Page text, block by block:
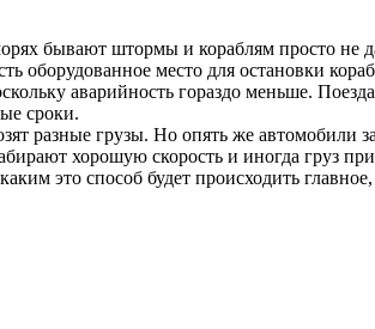
бывают штормы и кораблям просто не
оборудованное место для остановки
аварийность гораздо меньше.
сроки.
разные грузы. Но опять же автомобили
хорошую скорость и иногда груз
это способ будет происходить